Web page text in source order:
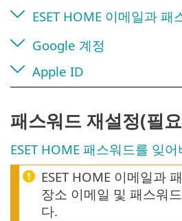
ESET HOME 이메일과 패
Google 계정
Apple ID
패스워드 재설정(필
ESET HOME 패스워드를 잊
ESET HOME 이메일과
장소 이메일 및 패스워
다.